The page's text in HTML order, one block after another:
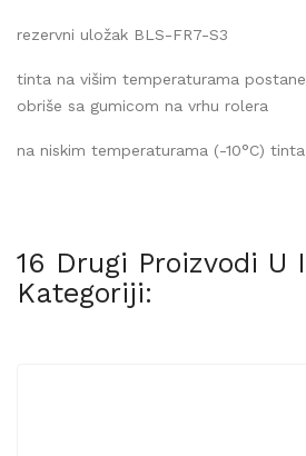
rezervni uložak BLS-FR7-S3
tinta na višim temperaturama
obriše sa gumicom na vrhu rolera
na niskim temperaturama (-10°C)
16 Drugi Proizvodi U
Kategoriji: